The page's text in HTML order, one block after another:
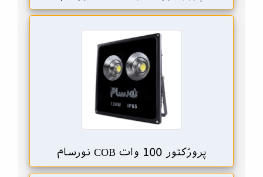
پروژکتور 100 وات COB نورسام